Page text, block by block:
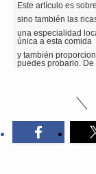
Este artículo es
sino también las
una especialidad
única a esta comida
y también
puedes probarlo. De